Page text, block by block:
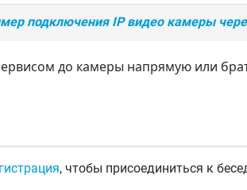
подключения IP видео камеры
до камеры напрямую или
, чтобы присоединиться к